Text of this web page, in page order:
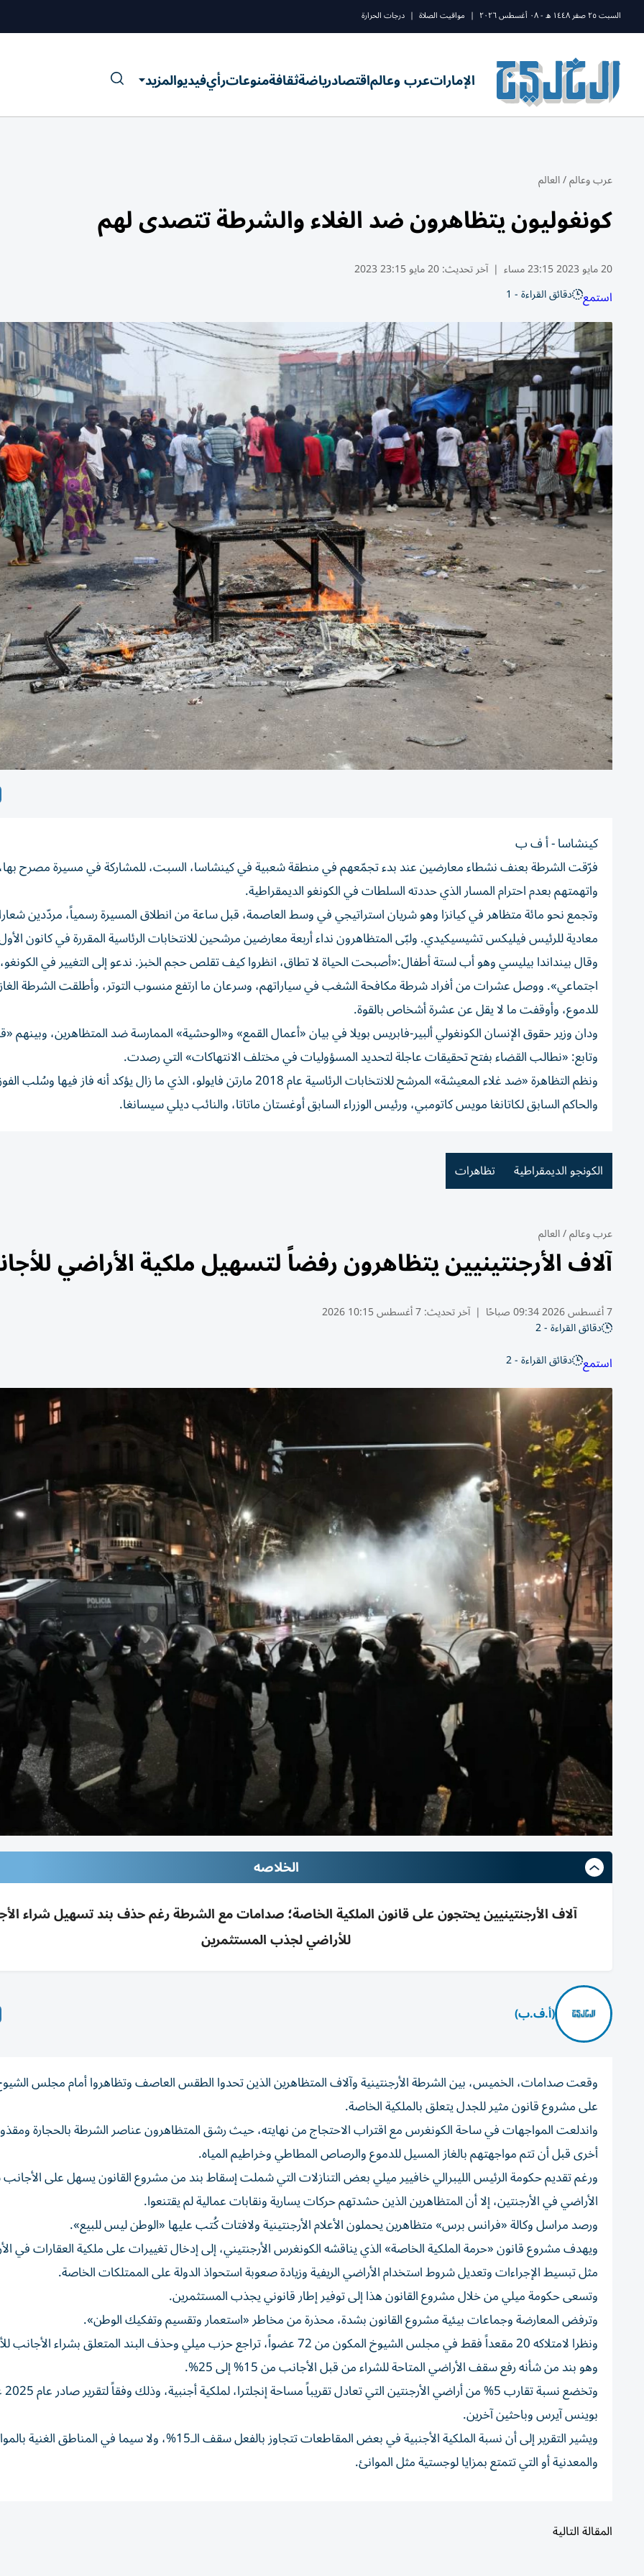
السبت ٢٥ صفر ١٤٤٨ ه - ٠٨ أغسطس ٢٠٢٦ | مواقيت الصلاة | درجات الحرارة
الإماراتعرب وعالماقتصادرياضةثقافةمنوعاترأيفيديوالمزيد
عرب وعالم/العالم
كونغوليون يتظاهرون ضد الغلاء والشرطة تتصدى لهم
20 مايو 2023 23:15 مساء | آخر تحديث:20 مايو 23:15 2023
استمع دقائق القراءة - 1
كينشاسا - أ ف ب
فرّقت الشرطة بعنف نشطاء معارضين عند بدء تجمّعهم في منطقة شعبية في كينشاسا، السبت، للمشاركة في مسيرة مصرح
واتهمتهم بعدم احترام المسار الذي حددته السلطات في الكونغو الديمقراطية.
وتجمع نحو مائة متظاهر في كيانزا وهو شريان استراتيجي في وسط العاصمة، قبل ساعة من انطلاق المسيرة رسمياً، مردّدين
معادية للرئيس فيليكس تشيسيكيدي. ولبّى المتظاهرون نداء أربعة معارضين مرشحين للانتخابات الرئاسية المقررة في كانون
وقال بينداندا بيليسي وهو أب لستة أطفال:«أصبحت الحياة لا تطاق، انظروا كيف تقلص حجم الخبز. ندعو إلى التغيير في
اجتماعي». ووصل عشرات من أفراد شرطة مكافحة الشغب في سياراتهم، وسرعان ما ارتفع منسوب التوتر، وأطلقت الشرطة
للدموع، وأوقفت ما لا يقل عن عشرة أشخاص بالقوة.
ودان وزير حقوق الإنسان الكونغولي ألبير-فابريس بويلا في بيان «أعمال القمع» و«الوحشية» الممارسة ضد المتظاهرين، وبينهم
وتابع: «نطالب القضاء بفتح تحقيقات عاجلة لتحديد المسؤوليات في مختلف الانتهاكات» التي رصدت.
ونظم التظاهرة «ضد غلاء المعيشة» المرشح للانتخابات الرئاسية عام 2018 مارتن فايولو، الذي ما زال يؤكد أنه فاز فيها
والحاكم السابق لكاتانغا مويس كاتومبي، ورئيس الوزراء السابق أوغستان ماتاتا، والنائب ديلي سيسانغا.
الكونجو الديمقراطية تظاهرات
عرب وعالم/العالم
آلاف الأرجنتينيين يتظاهرون رفضاً لتسهيل ملكية الأراضي
7 أغسطس 2026 09:34 صباحًا | آخر تحديث:7 أغسطس 10:15 2026
دقائق القراءة - 2
استمع دقائق القراءة - 2
الخلاصه
آلاف الأرجنتينيين يحتجون على قانون الملكية الخاصة؛ صدامات مع الشرطة رغم حذف بند تسهيل شراء
للأراضي لجذب المستثمرين
(أ.ف.ب)
وقعت صدامات، الخميس، بين الشرطة الأرجنتينية وآلاف المتظاهرين الذين تحدوا الطقس العاصف وتظاهروا أمام مجلس
على مشروع قانون مثير للجدل يتعلق بالملكية الخاصة.
واندلعت المواجهات في ساحة الكونغرس مع اقتراب الاحتجاج من نهايته، حيث رشق المتظاهرون عناصر الشرطة بالحجارة
أخرى قبل أن تتم مواجهتهم بالغاز المسيل للدموع والرصاص المطاطي وخراطيم المياه.
ورغم تقديم حكومة الرئيس الليبرالي خافيير ميلي بعض التنازلات التي شملت إسقاط بند من مشروع القانون يسهل على
الأراضي في الأرجنتين، إلا أن المتظاهرين الذين حشدتهم حركات يسارية ونقابات عمالية لم يقتنعوا.
ورصد مراسل وكالة «فرانس برس» متظاهرين يحملون الأعلام الأرجنتينية ولافتات كُتب عليها «الوطن ليس للبيع».
ويهدف مشروع قانون «حرمة الملكية الخاصة» الذي يناقشه الكونغرس الأرجنتيني، إلى إدخال تغييرات على ملكية العقارات في
مثل تبسيط الإجراءات وتعديل شروط استخدام الأراضي الريفية وزيادة صعوبة استحواذ الدولة على الممتلكات الخاصة.
وتسعى حكومة ميلي من خلال مشروع القانون هذا إلى توفير إطار قانوني يجذب المستثمرين.
وترفض المعارضة وجماعات بيئية مشروع القانون بشدة، محذرة من مخاطر «استعمار وتقسيم وتفكيك الوطن».
ونظرا لامتلاكه 20 مقعداً فقط في مجلس الشيوخ المكون من 72 عضواً، تراجع حزب ميلي وحذف البند المتعلق بشراء
وهو بند من شأنه رفع سقف الأراضي المتاحة للشراء من قبل الأجانب من 15% إلى 25%.
بوينس آيرس وباحثين آخرين.
ويشير التقرير إلى أن نسبة الملكية الأجنبية في بعض المقاطعات تتجاوز بالفعل سقف الـ15%، ولا سيما في
والمعدنية أو التي تتمتع بمزايا لوجستية مثل الموانئ.
المقالة التالية